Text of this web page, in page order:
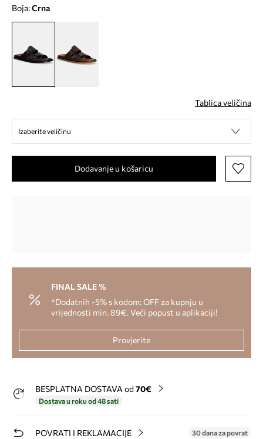
Boja: crna
Tablica veličina
Izaberite veličinu
Dodavanje u košaricu
FINAL SALE %
*Dodatnih -5% s kodom: OFF za kupnju u
vrijednosti min. 89€. Veći popust u aplikaciji!
Provjerite
BESPLATNA DOSTAVA od 70€
Dostava u roku od 48 sati
POVRATI I REKLAMACIJE 30 dana za povrat